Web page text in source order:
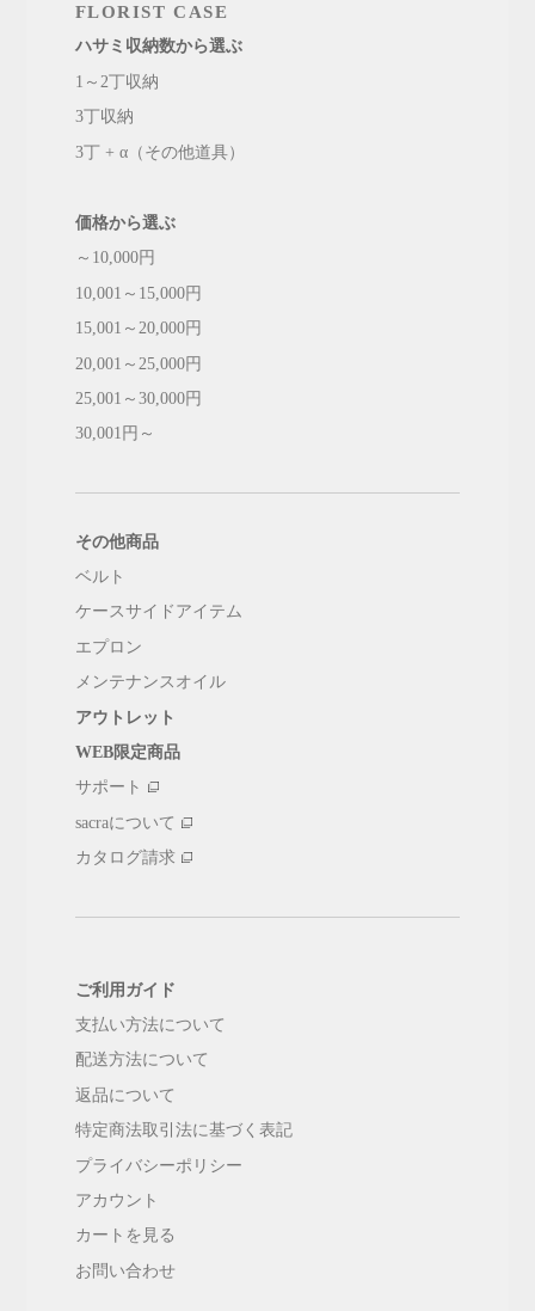
FLORIST CASE
ハサミ収納数から選ぶ
1～2丁収納
3丁収納
3丁 + α（その他道具）
価格から選ぶ
～10,000円
10,001～15,000円
15,001～20,000円
20,001～25,000円
25,001～30,000円
30,001円～
その他商品
ベルト
ケースサイドアイテム
エプロン
メンテナンスオイル
アウトレット
WEB限定商品
サポート
sacraについて
カタログ請求
ご利用ガイド
支払い方法について
配送方法について
返品について
特定商法取引法に基づく表記
プライバシーポリシー
アカウント
カートを見る
お問い合わせ